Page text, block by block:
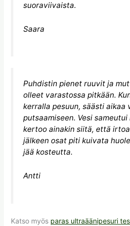
suoraviivaista.
Saara
Puhdistin pienet ruuvit ja
olleet varastossa pitkään.
kerralla pesuun, säästi aikaa
putsaamiseen. Vesi
kertoo ainakin siitä, että
jälkeen osat piti kuivata
jää kosteutta.
Antti
Katso myös paras ultraäänipesuri